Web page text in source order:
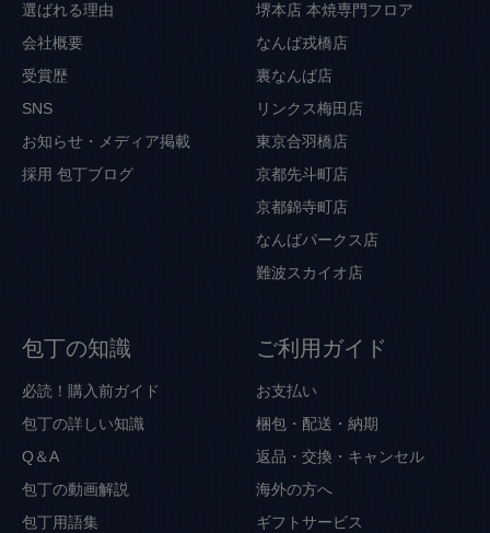
選ばれる理由
会社概要
受賞歴
SNS
お知らせ・メディア掲載
採用 包丁ブログ
堺本店 本焼専門フロア
なんば戎橋店
裏なんば店
リンクス梅田店
東京合羽橋店
京都先斗町店
京都錦寺町店
なんばパークス店
難波スカイオ店
包丁の知識
必読！購入前ガイド
包丁の詳しい知識
Q＆A
包丁の動画解説
包丁用語集
ご利用ガイド
お支払い
梱包・配送・納期
返品・交換・キャンセル
海外の方へ
ギフトサービス